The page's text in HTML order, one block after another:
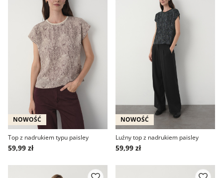
NOWOŚĆ
Top z nadrukiem typu paisley
59,99 zł
NOWOŚĆ
Luźny top z nadrukiem paisley
59,99 zł